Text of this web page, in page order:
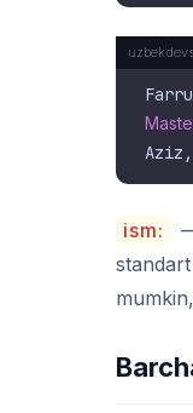
Aziz,
ism: